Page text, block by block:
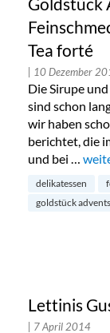
Tea forté
| 10 Dezember
Die Sirupe
sind schon
wir haben
berichtet, die
und bei …
delikatessen
goldstück
Lettinis
| 7 April 2014